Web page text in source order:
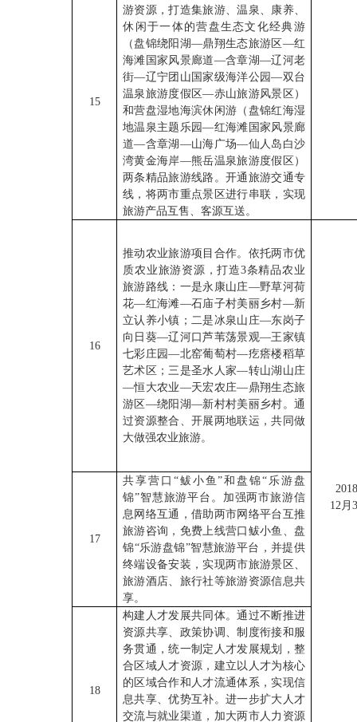
15
游资源，打造集旅游、温泉、康养、
休闲于一体的营盘生态文化经典游
（盘锦绕阳湖—鼎翔生态旅游区—红
海滩国家风景廊道—含章湖—辽河老
街—辽宁团山国家级海洋公园—双台
温泉旅游度假区—赤山旅游风景区）
和营盘湿地海滨休闲游（盘锦红海湿
地温泉主题乐园—红海滩国家风景廊
道—含章湖—山海广场—仙人岛白沙
湾黄金海岸—熊岳温泉旅游度假区）
两条精品旅游线路。开通旅游交通专
线，将两市重点景区进行串联，实现
旅游产品互售、客源互送。
16
推动农业旅游项目合作。依托两市优
质农业旅游资源，打造3条精品农业
旅游路线：一是永康山庄—野草河荷
花—红海滩—石庙子村美丽乡村—新
立认养小镇；二是冰泉山庄—东岗子
向日葵—辽河口芦苇荡景观—王家镇
七彩庄园—北窑葡萄村—疙瘩楼稻草
艺术区；三是圣水人家—转山湖山庄
—恒大农业—天宏农庄—鼎翔生态旅
游区—绕阳湖—新村村美丽乡村。通
过资源整合、开展两地联运，共同做
大做强农业旅游。
12月
17
共享营口“鲅小鱼”和盘锦“乐游盘
锦”智慧旅游平台。加强两市旅游信
息网络互通，借助两市网络平台互推
旅游咨询，免费上线营口鲅小鱼、盘
锦“乐游盘锦”智慧旅游平台，并提供
终端设备安装，实现两市旅游景区、
旅游酒店、旅行社等旅游资源信息共
享。
18
构建人才发展共同体。通过不断推进
资源共享、政策协调、制度衔接和服
务贯通，统一制定人才发展规划，整
合区域人才资源，建立以人才为核心
的区域合作和人才流通体系，实现信
息共享、优势互补。进一步扩大人才
交流与就业渠道，加大两市人力资源